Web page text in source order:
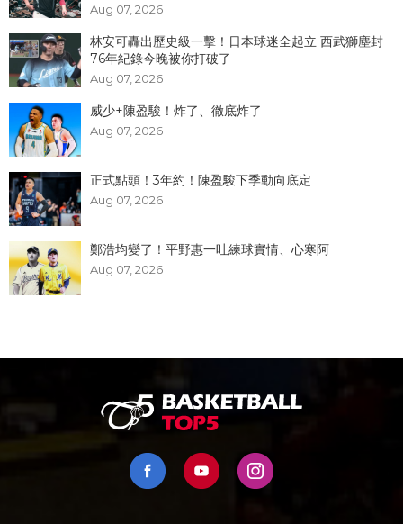
Aug 07, 2026
林安可轟出歷史級一擊！日本球迷全起立 西武獅塵封
76年紀錄今晚被你打破了
Aug 07, 2026
威少+陳盈駿！炸了、徹底炸了
Aug 07, 2026
正式點頭！3年約！陳盈駿下季動向底定
Aug 07, 2026
鄭浩均變了！平野惠一吐練球實情、心寒阿
Aug 07, 2026